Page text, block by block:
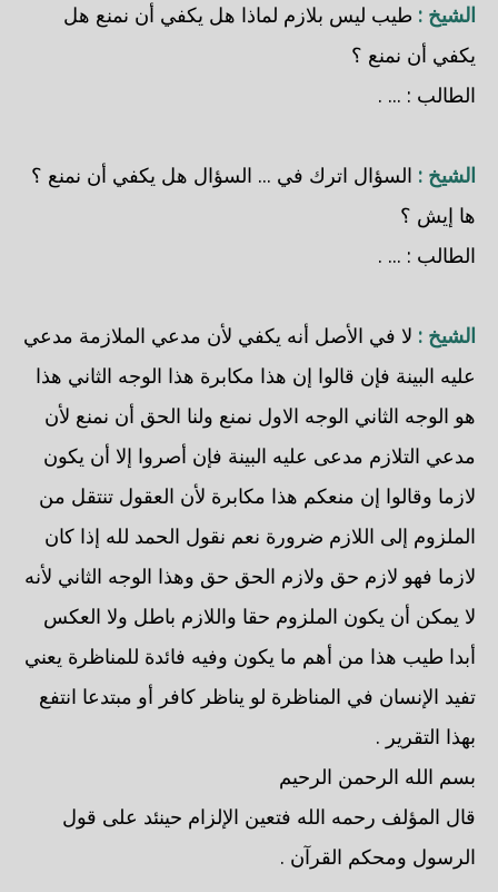
الشيخ : طيب ليس بلازم لماذا هل يكفي أن نمنع هل
يكفي أن نمنع ؟
الطالب : ... .
الشيخ : السؤال اترك في ... السؤال هل يكفي أن نمنع ؟
ها إيش ؟
الطالب : ... .
الشيخ : لا في الأصل أنه يكفي لأن مدعي الملازمة مدعي
عليه البينة فإن قالوا إن هذا مكابرة هذا الوجه الثاني هذا
هو الوجه الثاني الوجه الاول نمنع ولنا الحق أن نمنع لأن
مدعي التلازم مدعى عليه البينة فإن أصروا إلا أن يكون
لازما وقالوا إن منعكم هذا مكابرة لأن العقول تنتقل من
الملزوم إلى اللازم ضرورة نعم نقول الحمد لله إذا كان
لازما فهو لازم حق ولازم الحق حق وهذا الوجه الثاني لأنه
لا يمكن أن يكون الملزوم حقا واللازم باطل ولا العكس
أبدا طيب هذا من أهم ما يكون وفيه فائدة للمناظرة يعني
تفيد الإنسان في المناظرة لو يناظر كافر أو مبتدعا انتفع
بهذا التقرير .
بسم الله الرحمن الرحيم
قال المؤلف رحمه الله فتعين الإلزام حينئد على قول
الرسول ومحكم القرآن .